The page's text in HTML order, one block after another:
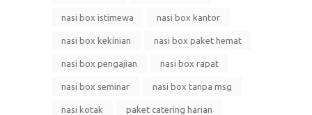
nasi box istimewa nasi box kantor
nasi box kekinian nasi box paket hemat
nasi box pengajian nasi box rapat
nasi box seminar nasi box tanpa msg
nasi kotak paket catering harian